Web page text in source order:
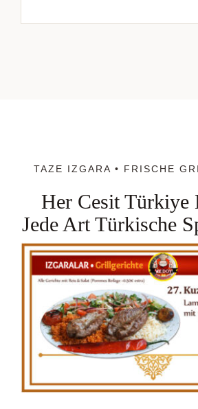
TAZE IZGARA • FRISCHE
Her Cesit Türkiye
Jede Art Türkische